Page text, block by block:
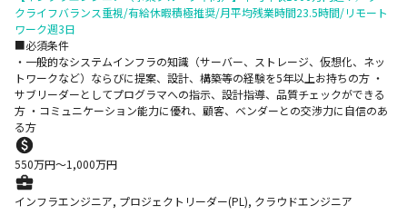
クライフバランス重視/有給休暇積極推奨/月平均残業時間23.5時間/リモート
ワーク週3日
■必須条件
・一般的なシステムインフラの知識（サーバー、ストレージ、仮想化、ネッ
トワークなど）ならびに提案、設計、構築等の経験を5年以上お持ちの方 ・
サブリーダーとしてプログラマへの指示、設計指導、品質チェックができる
方 ・コミュニケーション能力に優れ、顧客、ベンダーとの交渉力に自信のあ
る方
550万円〜1,000万円
インフラエンジニア, プロジェクトリーダー(PL), クラウドエンジニア